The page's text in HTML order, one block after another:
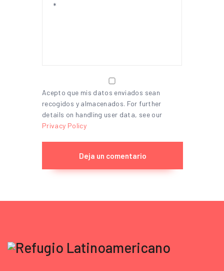
Acepto que mis datos enviados sean
recogidos y almacenados. For further
details on handling user data, see our
Privacy Policy